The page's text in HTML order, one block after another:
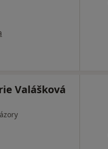
Valášková